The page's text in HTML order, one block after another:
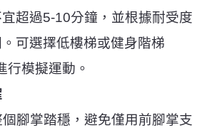
超過5-10分鐘，並根據耐受度
可選擇低樓梯或健身階梯
行模擬運動。
個腳掌踏穩，避免僅用前腳掌支